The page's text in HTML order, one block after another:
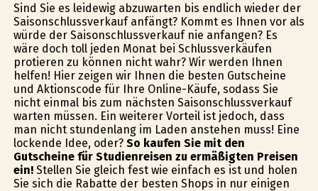
Sind Sie es leidewig abzuwarten bis endlich wieder der
Saisonschlussverkauf anfängt? Kommt es Ihnen vor als
würde der Saisonschlussverkauf nie anfangen? Es
wäre doch toll jeden Monat bei Schlussverkäufen
profitieren zu können nicht wahr? Wir werden Ihnen
helfen! Hier zeigen wir Ihnen die besten Gutscheine
und Aktionscode für Ihre Online-Käufe, sodass Sie
nicht einmal bis zum nächsten Saisonschlussverkauf
warten müssen. Ein weiterer Vorteil ist jedoch, dass
man nicht stundenlang im Laden anstehen muss! Eine
lockende Idee, oder? So kaufen Sie mit den
Gutscheine für Studienreisen zu ermäßigten Preisen
ein!Stellen Sie gleich fest wie einfach es ist und holen
Sie sich die Rabatte der besten Shops in nur einigen